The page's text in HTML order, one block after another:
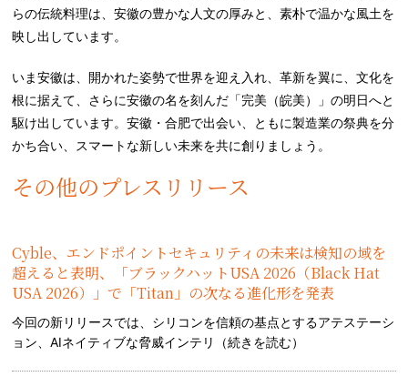
らの伝統料理は、安徽の豊かな人文の厚みと、素朴で温かな風土を
映し出しています。
いま安徽は、開かれた姿勢で世界を迎え入れ、革新を翼に、文化を
根に据えて、さらに安徽の名を刻んだ「完美（皖美）」の明日へと
駆け出しています。安徽・合肥で出会い、ともに製造業の祭典を分
かち合い、スマートな新しい未来を共に創りましょう。
その他のプレスリリース
Cyble、エンドポイントセキュリティの未来は検知の域を
超えると表明、「ブラックハットUSA 2026（Black Hat
USA 2026）」で「Titan」の次なる進化形を発表
今回の新リリースでは、シリコンを信頼の基点とするアテステーシ
ョン、AIネイティブな脅威インテリ（続きを読む）